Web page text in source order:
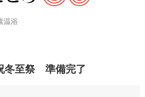
温浴
冬至祭 準備完了